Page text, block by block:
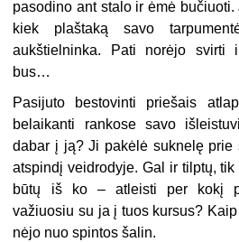
pasodino ant stalo ir ėmė
kiek plaštaką savo
aukštielninka. Pati norėjo svirti
bus…
Pasijuto bestovinti priešais
belaikanti rankose savo
dabar į ją? Ji pakėlė suknelę prie
atspindį veidrodyje. Gal ir tilptų,
būtų iš ko – atleisti per kokį
važiuosiu su ja į tuos kursus?
nėjo nuo spintos šalin.